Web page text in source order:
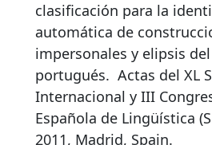
clasificación para la
automática de
impersonales y elipsis
portugués. Actas del XL
Internacional y III
Española de Lingüística
2011, Madrid, Spain.